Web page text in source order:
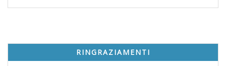
RINGRAZIAMENTI